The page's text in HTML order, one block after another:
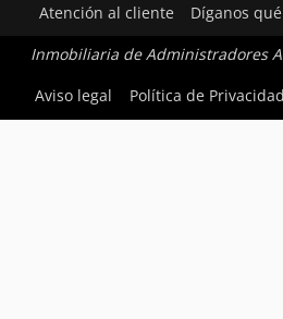
Atención al cliente Díganos
Inmobiliaria de Administradores
Aviso legal
Política de Privacidad